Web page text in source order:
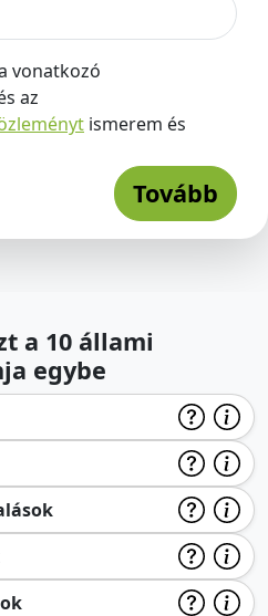
vonatkozó
az
ismerem és
Tovább
a 10 állami
egybe